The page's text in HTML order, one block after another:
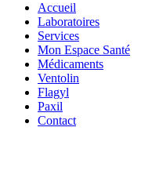
Accueil
Laboratoires
Services
Mon Espace Santé
Médicaments
Ventolin
Flagyl
Paxil
Contact